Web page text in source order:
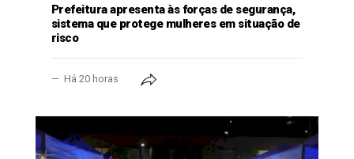
Prefeitura apresenta às forças de segurança,
sistema que protege mulheres em situação de
risco
Há 20 horas